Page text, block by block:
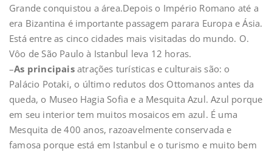
Grande conquistou a área.Depois o Império Romano até a
era Bizantina é importante passagem parara Europa e Ásia.
Está entre as cinco cidades mais visitadas do mundo. O.
Vôo de São Paulo à Istanbul leva 12 horas.
–As principaisatrações turísticas e culturais são: o
Palácio Potaki, o último redutos dos Ottomanos antes da
queda, o Museo Hagia Sofia e a Mesquita Azul. Azul porque
em seu interior tem muitos mosaicos em azul. É uma
Mesquita de 400 anos, razoavelmente conservada e
famosa porque está em Istanbul e o turismo e muito bem